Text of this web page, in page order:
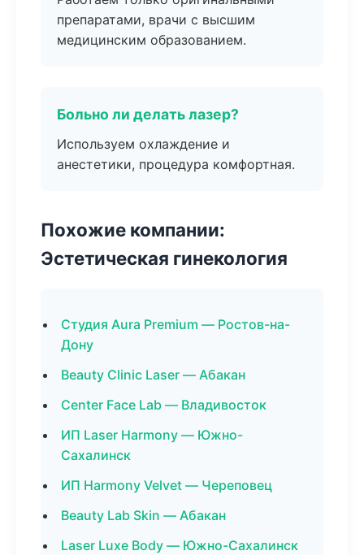
препаратами, врачи с высшим
медицинским образованием.
Больно ли делать лазер?
Используем охлаждение и
анестетики, процедура комфортная.
Похожие компании:
Эстетическая гинекология
Студия Aura Premium — Ростов-на-
Дону
Beauty Clinic Laser — Абакан
Center Face Lab — Владивосток
ИП Laser Harmony — Южно-
Сахалинск
ИП Harmony Velvet — Череповец
Beauty Lab Skin — Абакан
Laser Luxe Body — Южно-Сахалинск